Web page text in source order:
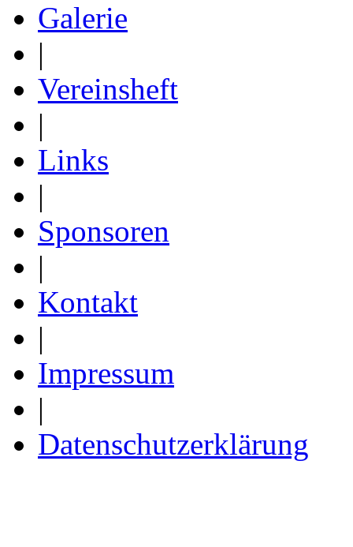
Galerie
|
Vereinsheft
|
Links
|
Sponsoren
|
Kontakt
|
Impressum
|
Datenschutzerklärung